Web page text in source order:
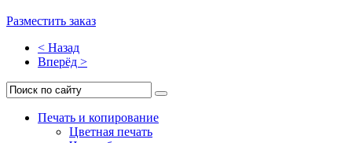
Разместить заказ
< Назад
Вперёд >
Печать и копирование
Цветная печать